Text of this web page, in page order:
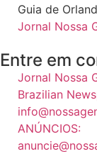
Guia de
Jornal Nossa
Entre em
Jornal Nossa
Brazilian
ANÚNCIOS: